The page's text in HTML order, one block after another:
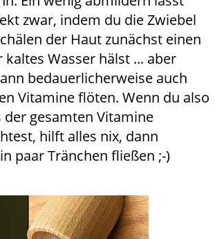
zwar, indem du die Zwiebel
der Haut zunächst einen
Wasser hälst ... aber
bedauerlicherweise auch
Vitamine flöten. Wenn du also
der gesamten Vitamine
hilft alles nix, dann
paar Tränchen fließen ;-)